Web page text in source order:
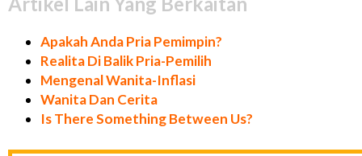
Apakah Anda Pria Pemimpin?
Realita Di Balik Pria-Pemilih
Mengenal Wanita-Inflasi
Wanita Dan Cerita
Is There Something Between Us?